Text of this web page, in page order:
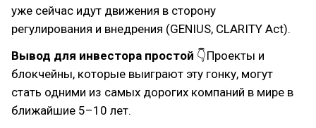
уже сейчас идут движения в сторону
регулирования и внедрения (GENIUS, CLARITY Act).
Вывод для инвестора простой 👇Проекты и
блокчейны, которые выиграют эту гонку, могут
стать одними из самых дорогих компаний в мире в
ближайшие 5–10 лет.